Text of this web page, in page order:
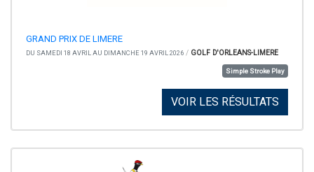
GRAND PRIX DE LIMERE
DU SAMEDI 18 AVRIL AU DIMANCHE 19 AVRIL 2026 / GOLF D'ORLEANS-LIMERE
Simple Stroke Play
VOIR LES RÉSULTATS